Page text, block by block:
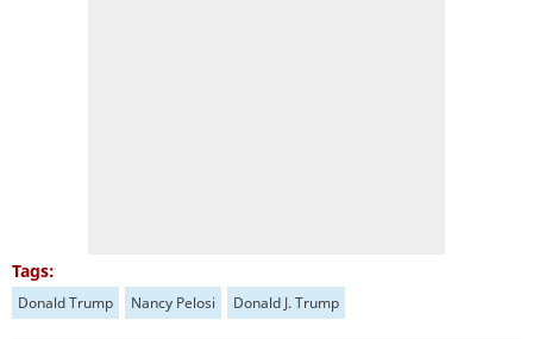
Tags:
Donald Trump Nancy Pelosi Donald J. Trump